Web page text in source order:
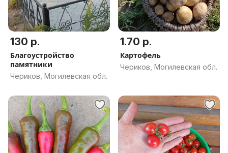
130 р.
Благоустройство
памятники
Чериков, Могилевская обл.
1.70 р.
Картофель
Чериков, Могилевская обл.